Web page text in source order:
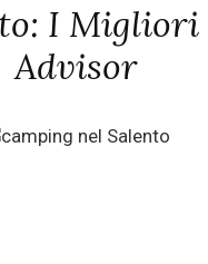
I Migliori
Advisor